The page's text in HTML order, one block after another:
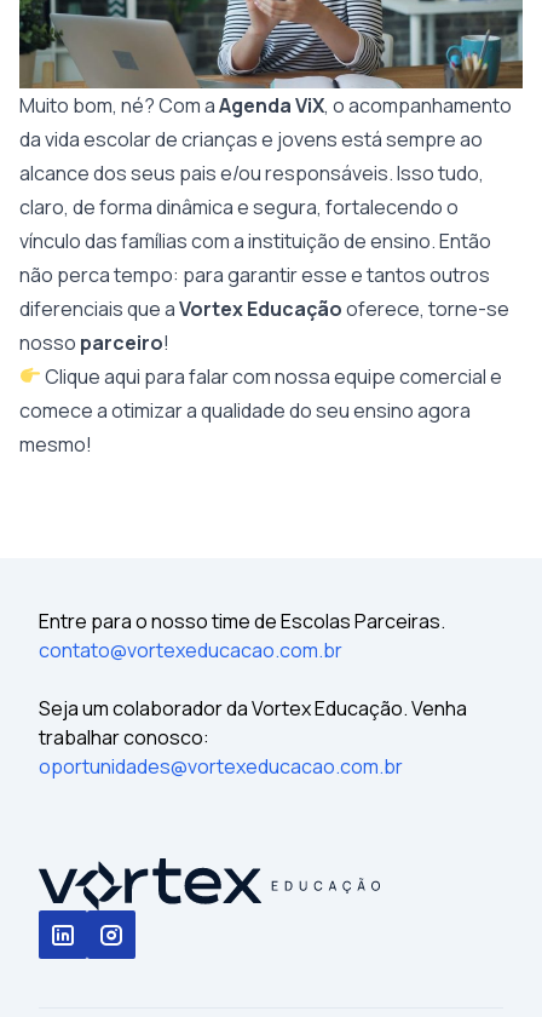
Muito bom, né? Com aAgenda ViX, o acompanhamento
da vida escolar de crianças e jovens está sempre ao
alcance dos seus pais e/ou responsáveis. Isso tudo,
claro, de forma dinâmica e segura, fortalecendo o
vínculo das famílias com a instituição de ensino. Então
não perca tempo: para garantir esse e tantos outros
diferenciais que aVortex Educaçãooferece, torne-se
nosso parceiro!
Clique aqui para falar com nossa equipe comerciale
comece a otimizar a qualidade do seu ensino agora
mesmo!
Entre para o nosso time de Escolas Parceiras.
contato@vortexeducacao.com.br
Seja um colaborador da Vortex Educação. Venha
trabalhar conosco:
oportunidades@vortexeducacao.com.br